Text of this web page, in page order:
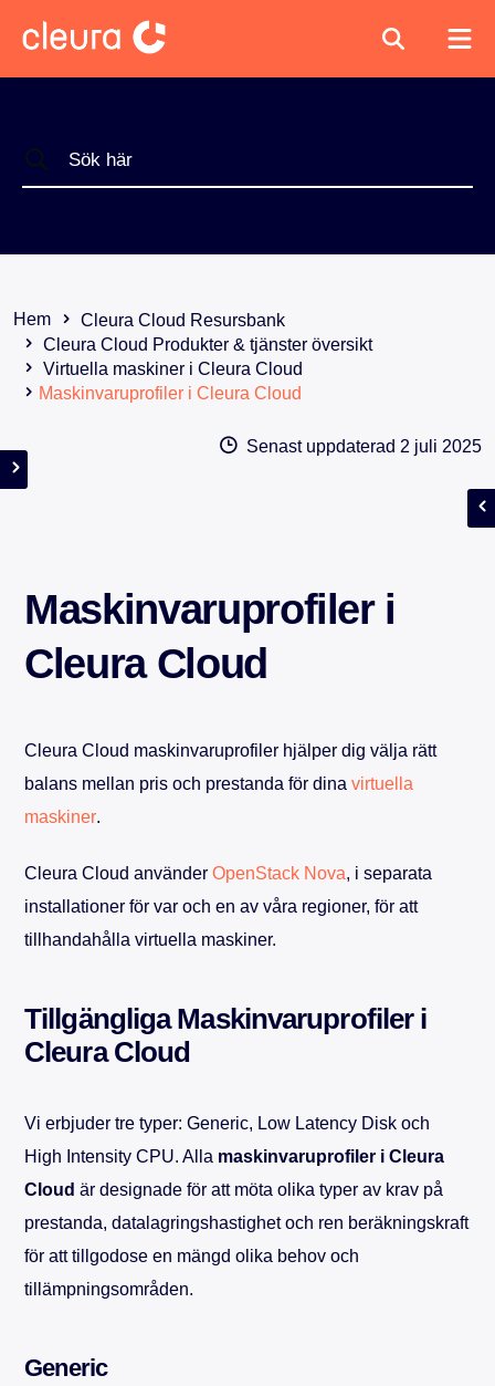
Hem
Cleura Cloud Resursbank
Cleura Cloud Produkter & tjänster översikt
Virtuella maskiner i Cleura Cloud
Maskinvaruprofiler i Cleura Cloud
Senast uppdaterad 2 juli 2025
Maskinvaruprofiler i
Cleura Cloud
Cleura Cloud maskinvaruprofiler hjälper dig välja rätt
balans mellan pris och prestanda för dina virtuella
maskiner.
Cleura Cloud använder OpenStack Nova, i separata
installationer för var och en av våra regioner, för att
tillhandahålla virtuella maskiner.
Tillgängliga Maskinvaruprofiler i
Cleura Cloud
Vi erbjuder tre typer: Generic, Low Latency Disk och
High Intensity CPU. Alla maskinvaruprofiler i Cleura
Cloud är designade för att möta olika typer av krav på
prestanda, datalagringshastighet och ren beräkningskraft
för att tillgodose en mängd olika behov och
tillämpningsområden.
Generic